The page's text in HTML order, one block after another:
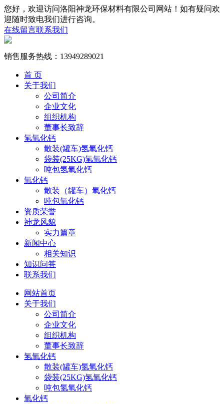
您好，欢迎访问洛阳神龙环保材料有限公司网站！如有疑问欢
迎随时致电我们进行咨询。
在线留言联系我们
销售服务热线： 13949289021
首 页
关于我们
公司简介
企业文化
组织机构
董事长致辞
氢氧化钙
散装(罐车)氢氧化钙
袋装(25KG)氢氧化钙
吨包氢氧化钙
氧化钙
散装（罐车）氧化钙
吨包氧化钙
资质荣誉
神龙风貌
实力篇章
新闻中心
相关知识
知识问答
联系我们
网站首页
关于我们
公司简介
企业文化
组织机构
董事长致辞
氢氧化钙
散装(罐车)氢氧化钙
袋装(25KG)氢氧化钙
吨包氢氧化钙
氧化钙